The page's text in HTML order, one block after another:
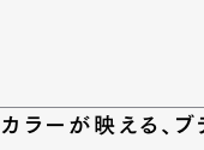
ラーが映える、ブ